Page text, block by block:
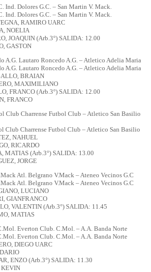
Ind. Dolores G.C. – San Martin V. Mack.
Ind. Dolores G.C. – San Martin V. Mack.
RAMIRO UARC
NOELIA
JOAQUIN (Arb.3°) SALIDA: 12.00
GASTON
A.G. Lautaro Roncedo A.G. – Atletico Adelia Maria
A.G. Lautaro Roncedo A.G. – Atletico Adelia Maria
BRAIAN
MAXIMILIANO
FRANCO (Arb.3°) SALIDA: 12.00
FRANCO
Club Charrense Futbol Club – Atletico San Basilio
Club Charrense Futbol Club – Atletico San Basilio
NAHUEL
RICARDO
MATIAS (Arb.3°) SALIDA: 13.00
JORGE
Atl. Belgrano V.Mack – Ateneo Vecinos G.C
Atl. Belgrano V.Mack – Ateneo Vecinos G.C
LUCIANO
GIANFRANCO
VALENTIN (Arb.3°) SALIDA: 11.45
MATIAS
Everton Club. C.Mol. – A.A. Banda Norte
Everton Club. C.Mol. – A.A. Banda Norte
DIEGO UARC
ENZO (Arb.3°) SALIDA: 11.30
KEVIN